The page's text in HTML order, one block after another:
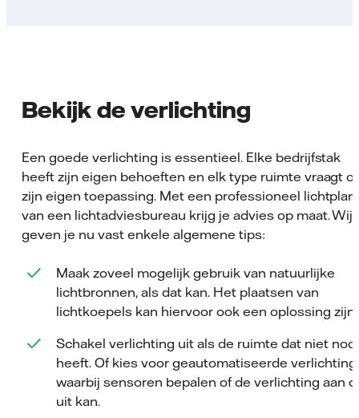
Bekijk de verlichting
Een goede verlichting is essentieel. Elke bedrijfstak
heeft zijn eigen behoeften en elk type ruimte vraagt
zijn eigen toepassing. Met een professioneel lichtplan
van een lichtadviesbureau krijg je advies op maat. Wij
geven je nu vast enkele algemene tips:
Maak zoveel mogelijk gebruik van natuurlijke
lichtbronnen, als dat kan. Het plaatsen van
lichtkoepels kan hiervoor ook een oplossing zijn.
Schakel verlichting uit als de ruimte dat niet
heeft. Of kies voor geautomatiseerde verlichting,
waarbij sensoren bepalen of de verlichting aan
uit kan.